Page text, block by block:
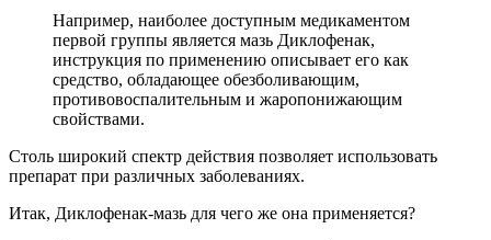
Например, наиболее доступным медикаментом
первой группы является мазь Диклофенак,
инструкция по применению описывает его как
средство, обладающее обезболивающим,
противовоспалительным и жаропонижающим
свойствами.
Столь широкий спектр действия позволяет использовать
препарат при различных заболеваниях.
Итак, Диклофенак-мазь для чего же она применяется?